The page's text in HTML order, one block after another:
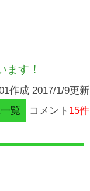
ます！
作成 2017/1/9更新
覧
コメント 15件